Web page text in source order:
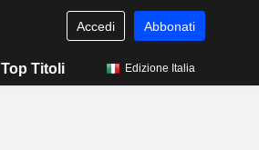
Accedi Abbonati
Top Titoli Edizione Italia